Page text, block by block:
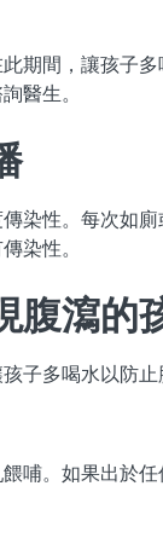
期間，讓孩子
醫生。
染性。每次如
染性。
腹瀉的
子多喝水以防止
哺。如果出於